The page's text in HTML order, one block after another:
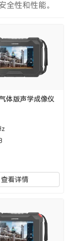
全性和性能。
体版声学成像仪
查看详情